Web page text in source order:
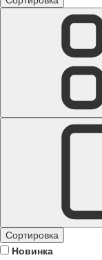
Сортировка
Новинка